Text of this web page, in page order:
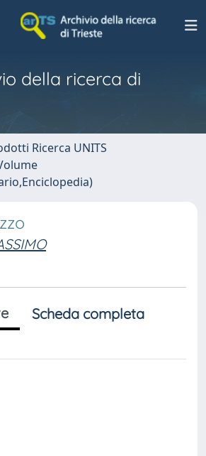
della ricerca di
Ricerca UNITS
Scheda completa